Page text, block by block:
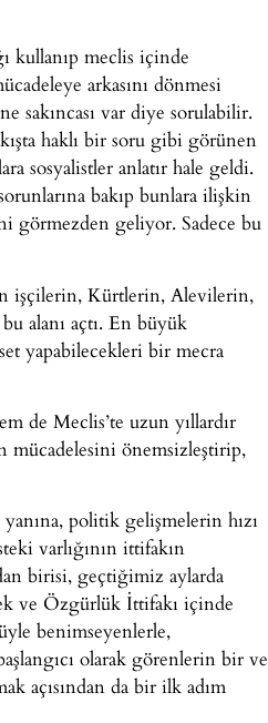
kullanıp meclis içinde
arkasını dönmesi
sakıncası var diye sorulabilir.
haklı bir soru gibi görünen
sosyalistler anlatır hale geldi.
bakıp bunlara ilişkin
görmezden geliyor. Sadece bu
işçilerin, Kürtlerin, Alevilerin,
alanı açtı. En büyük
yapabilecekleri bir mecra
de Meclis’te uzun yıllardır
mücadelesini önemsizleştirip,
politik gelişmelerin hızı
varlığının ittifakın
birisi, geçtiğimiz aylarda
ve Özgürlük İttifakı içinde
benimseyenlerle,
olarak görenlerin bir ve
açısından da bir ilk adım